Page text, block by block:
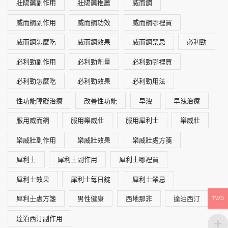
壯陽藥副作用 壯陽藥推薦 威而鋼
威而鋼副作用 威而鋼功效 威而鋼哪裡買
威而鋼怎麼吃 威而鋼效果 威而鋼禁忌 必利勁
必利勁副作用 必利勁劑量 必利勁哪裡買
必利勁怎麼吃 必利勁效果 必利勁用法
性功能障礙治療 改善性功能 早洩 早洩治療
服用威而鋼 服用樂威壯 服用犀利士 樂威壯
樂威壯副作用 樂威壯效果 樂威壯處方箋
犀利士 犀利士副作用 犀利士哪裡買
犀利士效果 犀利士每日錠 犀利士禁忌
犀利士處方箋 男性健康 西地那非 達泊西汀
達泊西汀副作用
TWD